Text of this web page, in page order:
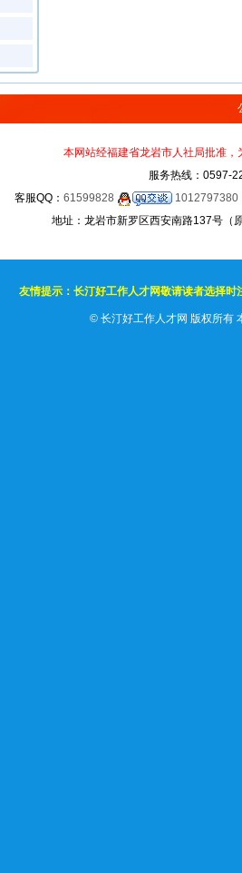
本网站经福建省龙岩市人社局批准
服务热线：0597-
客服QQ： 61599828
1012797380
地址：龙岩市新罗区西安南路137号（
友情提示：长汀好工作人才网敬请读者选择
© 长汀好工作人才网 版权所有